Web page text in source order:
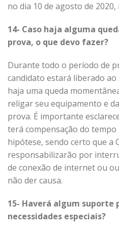
no dia 10 de agosto de 2020,
14- Caso haja alguma
prova, o que devo fazer?
Durante todo o período de
candidato estará liberado ao
haja uma queda
religar seu equipamento e
prova. É importante
terá compensação do
hipótese, sendo certo que a
responsabilizarão por
de conexão de internet ou
não der causa.
15- Haverá algum suporte
necessidades especiais?